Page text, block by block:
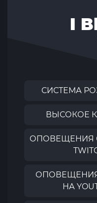
I
СИСТЕМА
ВЫСОКОЕ
ОПОВЕЩЕНИЯ
НА